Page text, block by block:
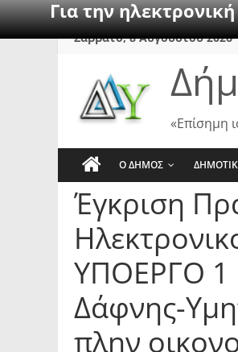
Για την
SkipΣάββατο, 8 Αυγούστου 2026
«Επίσημη
Ο ΔΗΜΟΣ
Έγκριση
ΥΠΟΕΡΓΟ 1
Δάφνης-
πλην